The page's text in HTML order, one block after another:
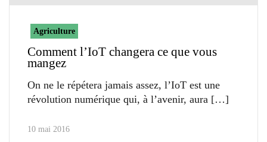
Agriculture
Comment l’IoT changera ce que vous
mangez
On ne le répétera jamais assez, l’IoT est une
révolution numérique qui, à l’avenir, aura
10 mai 2016